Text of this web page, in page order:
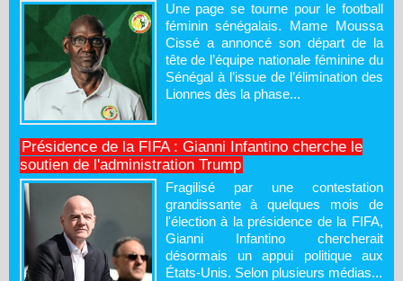
Une page se tourne pour le football
féminin sénégalais. Mame Moussa
Cissé a annoncé son départ de la
tête de l’équipe nationale féminine du
Sénégal à l’issue de l’élimination des
Lionnes dès la phase...
Présidence de la FIFA : Gianni Infantino cherche le
soutien de l'administration Trump
Fragilisé par une contestation
grandissante à quelques mois de
l'élection à la présidence de la FIFA,
Gianni Infantino chercherait
désormais un appui politique aux
États-Unis. Selon plusieurs médias...